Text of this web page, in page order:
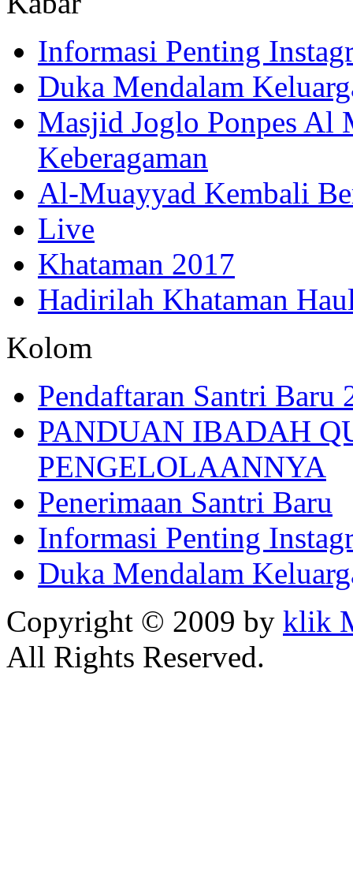
Informasi Penting
Duka Mendalam
Masjid Joglo Ponpes Al
Keberagaman
Al-Muayyad Kembali
Live
Khataman 2017
Hadirilah Khataman
Kolom
Pendaftaran Santri Baru
PANDUAN IBADAH
PENGELOLAANNYA
Penerimaan Santri Baru
Informasi Penting
Duka Mendalam
Copyright © 2009 by klik
All Rights Reserved.